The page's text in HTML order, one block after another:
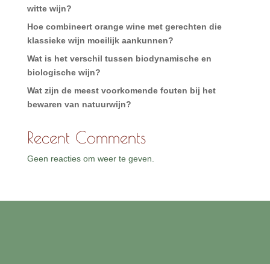
witte wijn?
Hoe combineert orange wine met gerechten die
klassieke wijn moeilijk aankunnen?
Wat is het verschil tussen biodynamische en
biologische wijn?
Wat zijn de meest voorkomende fouten bij het
bewaren van natuurwijn?
Recent Comments
Geen reacties om weer te geven.